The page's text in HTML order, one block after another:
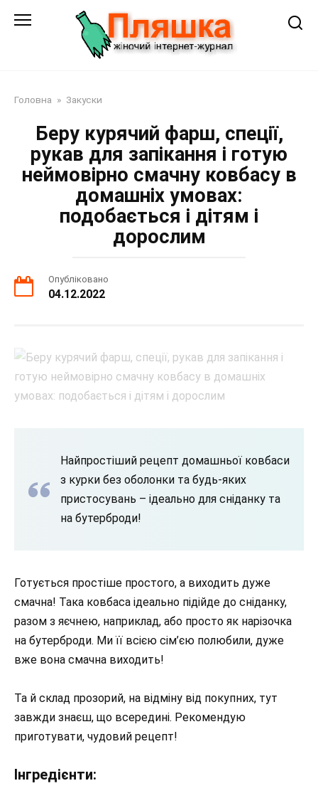
Головна » Закуски
Беру курячий фарш, спеції,
рукав для запікання і готую
неймовірно смачну ковбасу в
домашніх умовах:
подобається і дітям і
дорослим
Опубліковано
04.12.2022
Найпростіший рецепт домашньої ковбаси
з курки без оболонки та будь-яких
пристосувань – ідеально для сніданку та
на бутерброди!
Готується простіше простого, а виходить дуже
смачна! Така ковбаса ідеально підійде до сніданку,
разом з яєчнею, наприклад, або просто як нарізочка
на бутерброди. Ми її всією сім’єю полюбили, дуже
вже вона смачна виходить!
Та й склад прозорий, на відміну від покупних, тут
завжди знаєш, що всередині. Рекомендую
приготувати, чудовий рецепт!
Інгредієнти: